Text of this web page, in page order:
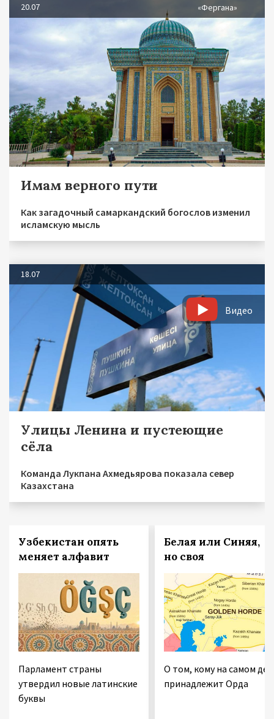
20.07 «Фергана»
Имам верного пути
Как загадочный самаркандский богослов изменил
исламскую мысль
18.07
Видео
Улицы Ленина и пустеющие
сёла
Команда Лукпана Ахмедьярова показала север
Казахстана
Узбекистан опять
меняет алфавит
Парламент страны
утвердил новые латинские
буквы
Белая или Синяя,
но своя
О том, кому на самом
принадлежит Орда